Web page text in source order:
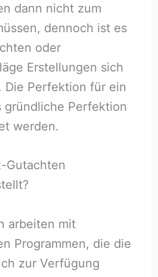
dann nicht zum
dennoch ist es
oder
Erstellungen sich
Die Perfektion für ein
gründliche Perfektion
werden.
Gutachten
arbeiten mit
Programmen, die die
zur Verfügung